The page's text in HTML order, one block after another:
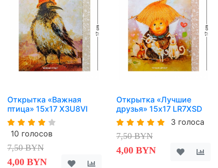
Открытка «Важная
птица» 15х17 X3U8VI
10 голосов
7,50 BYN
4,00 BYN
Открытка «Лучшие
друзья» 15х17 LR7XSD
3 голоса
7,50 BYN
4,00 BYN